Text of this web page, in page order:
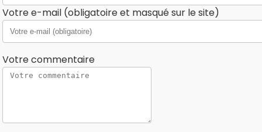
Votre e-mail (obligatoire et masqué sur le site)
Votre commentaire